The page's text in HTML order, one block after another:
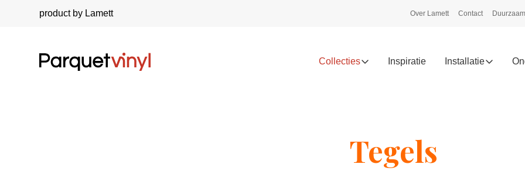
product by Lamett Over Lamett Contact
Collecties Inspiratie Installatie
Tegels